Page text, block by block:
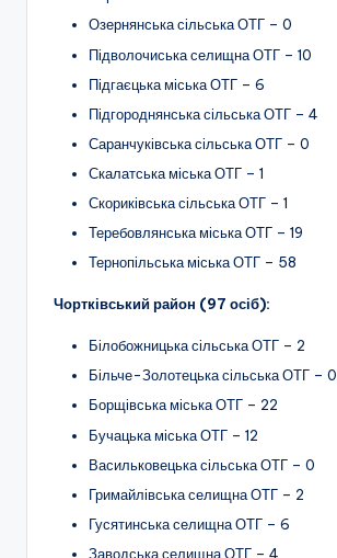
Озернянська сільська ОТГ – 0
Підволочиська селищна ОТГ – 10
Підгаєцька міська ОТГ – 6
Підгороднянська сільська ОТГ – 4
Саранчуківська сільська ОТГ – 0
Скалатська міська ОТГ – 1
Скориківська сільська ОТГ – 1
Теребовлянська міська ОТГ – 19
Тернопільська міська ОТГ – 58
Чортківський район (97 осіб):
Білобожницька сільська ОТГ – 2
Більче-Золотецька сільська ОТГ – 0
Борщівська міська ОТГ – 22
Бучацька міська ОТГ – 12
Васильковецька сільська ОТГ – 0
Гримайлівська селищна ОТГ – 2
Гусятинська селищна ОТГ – 6
Заводська селищна ОТГ – 4